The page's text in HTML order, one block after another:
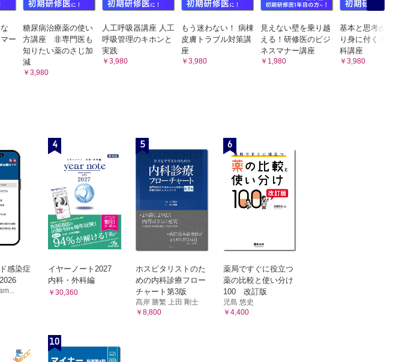
ー
糖尿病治療薬の使い
方講座 非専門医も
知りたい薬のさじ加
減
￥3,980
人工呼吸器講座 人工
呼吸管理のキホンと
実践
￥3,980
もう迷わない！ 病棟
皮膚トラブル対策講
座
￥3,980
見えない壁を乗り越
える！研修医のビジ
ネスマナー講座
￥1,980
基本と思考が
り身に付く！
科講座
￥3,980
感染症
4
イヤーノート2027
内科・外科編
￥30,360
5
ホスピタリストのた
めの内科診療フロー
チャート第3版
髙岸 勝繁 上田 剛士
￥8,800
6
薬局ですぐに役立つ
薬の比較と使い分け
100 改訂版
児島 悠史
￥4,400
10